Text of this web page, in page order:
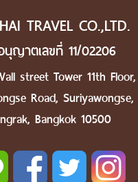
TRAVEL CO.,LTD.
นุญาตเลขที่ 11/02206
street Tower 11th Floor,
Road, Suriyawongse,
Bangkok 10500